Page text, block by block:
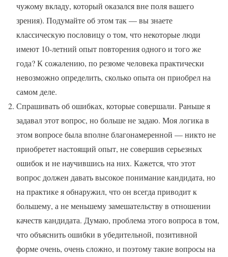
чужому вкладу, который оказался вне поля вашего
зрения). Подумайте об этом так — вы знаете
классическую пословицу о том, что некоторые люди
имеют 10-летний опыт повторения одного и того же
года? К сожалению, по резюме человека практически
невозможно определить, сколько опыта он приобрел на
самом деле.
Спрашивать об ошибках, которые совершали. Раньше я
задавал этот вопрос, но больше не задаю. Моя логика в
этом вопросе была вполне благонамеренной — никто не
приобретет настоящий опыт, не совершив серьезных
ошибок и не научившись на них. Кажется, что этот
вопрос должен давать высокое понимание кандидата, но
на практике я обнаружил, что он всегда приводит к
большему, а не меньшему замешательству в отношении
качеств кандидата. Думаю, проблема этого вопроса в том,
что объяснить ошибки в убедительной, позитивной
форме очень, очень сложно, и поэтому такие вопросы на